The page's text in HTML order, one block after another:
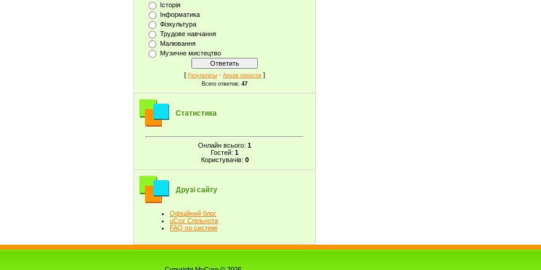
Історія
Інформатика
Фізкультура
Трудове навчання
Малювання
Музичне мистецтво
[ Результаты · Архив опросов ]
Всего ответов: 47
Статистика
Онлайн всього: 1
Гостей: 1
Користувачів: 0
Друзі сайту
Офіційний блог
uCoz Спільнота
FAQ по системі